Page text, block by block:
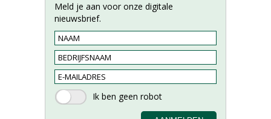
Meld je aan voor onze digitale
nieuwsbrief.